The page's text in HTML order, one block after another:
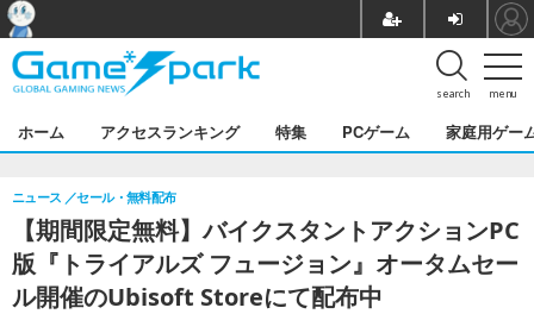
menu
search
ホーム アクセスランキング 特集 PCゲーム 家庭用ゲー
【期間限定無料】バイクスタントアクションPC
版『トライアルズ フュージョン』オータムセー
ル開催のUbisoft Storeにて配布中
ニュース セール・無料配布